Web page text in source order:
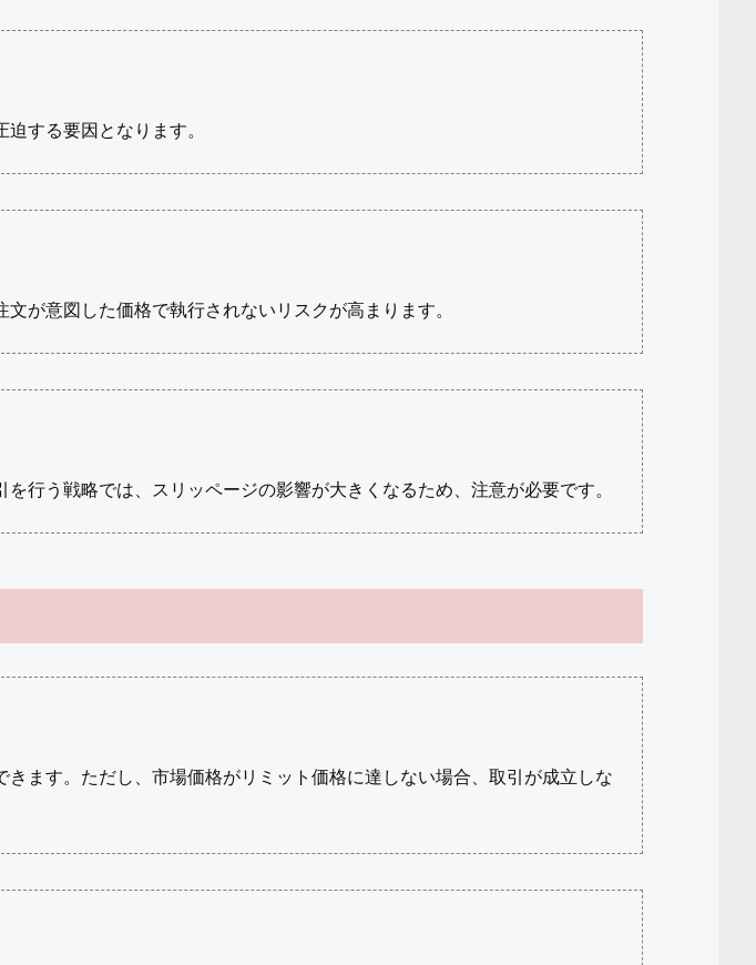
する要因となります。
が意図した価格で執行されないリスクが高まります。
行う戦略では、スリッページの影響が大きくなるため、注意が必要です。
ます。ただし、市場価格がリミット価格に達しない場合、取引が成立しな